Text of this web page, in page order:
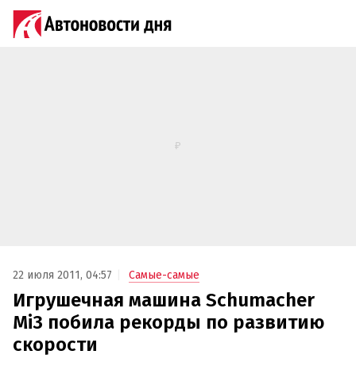
22 июля 2011, 04:57 Самые-самые
Игрушечная машина Schumacher
Mi3 побила рекорды по развитию
скорости